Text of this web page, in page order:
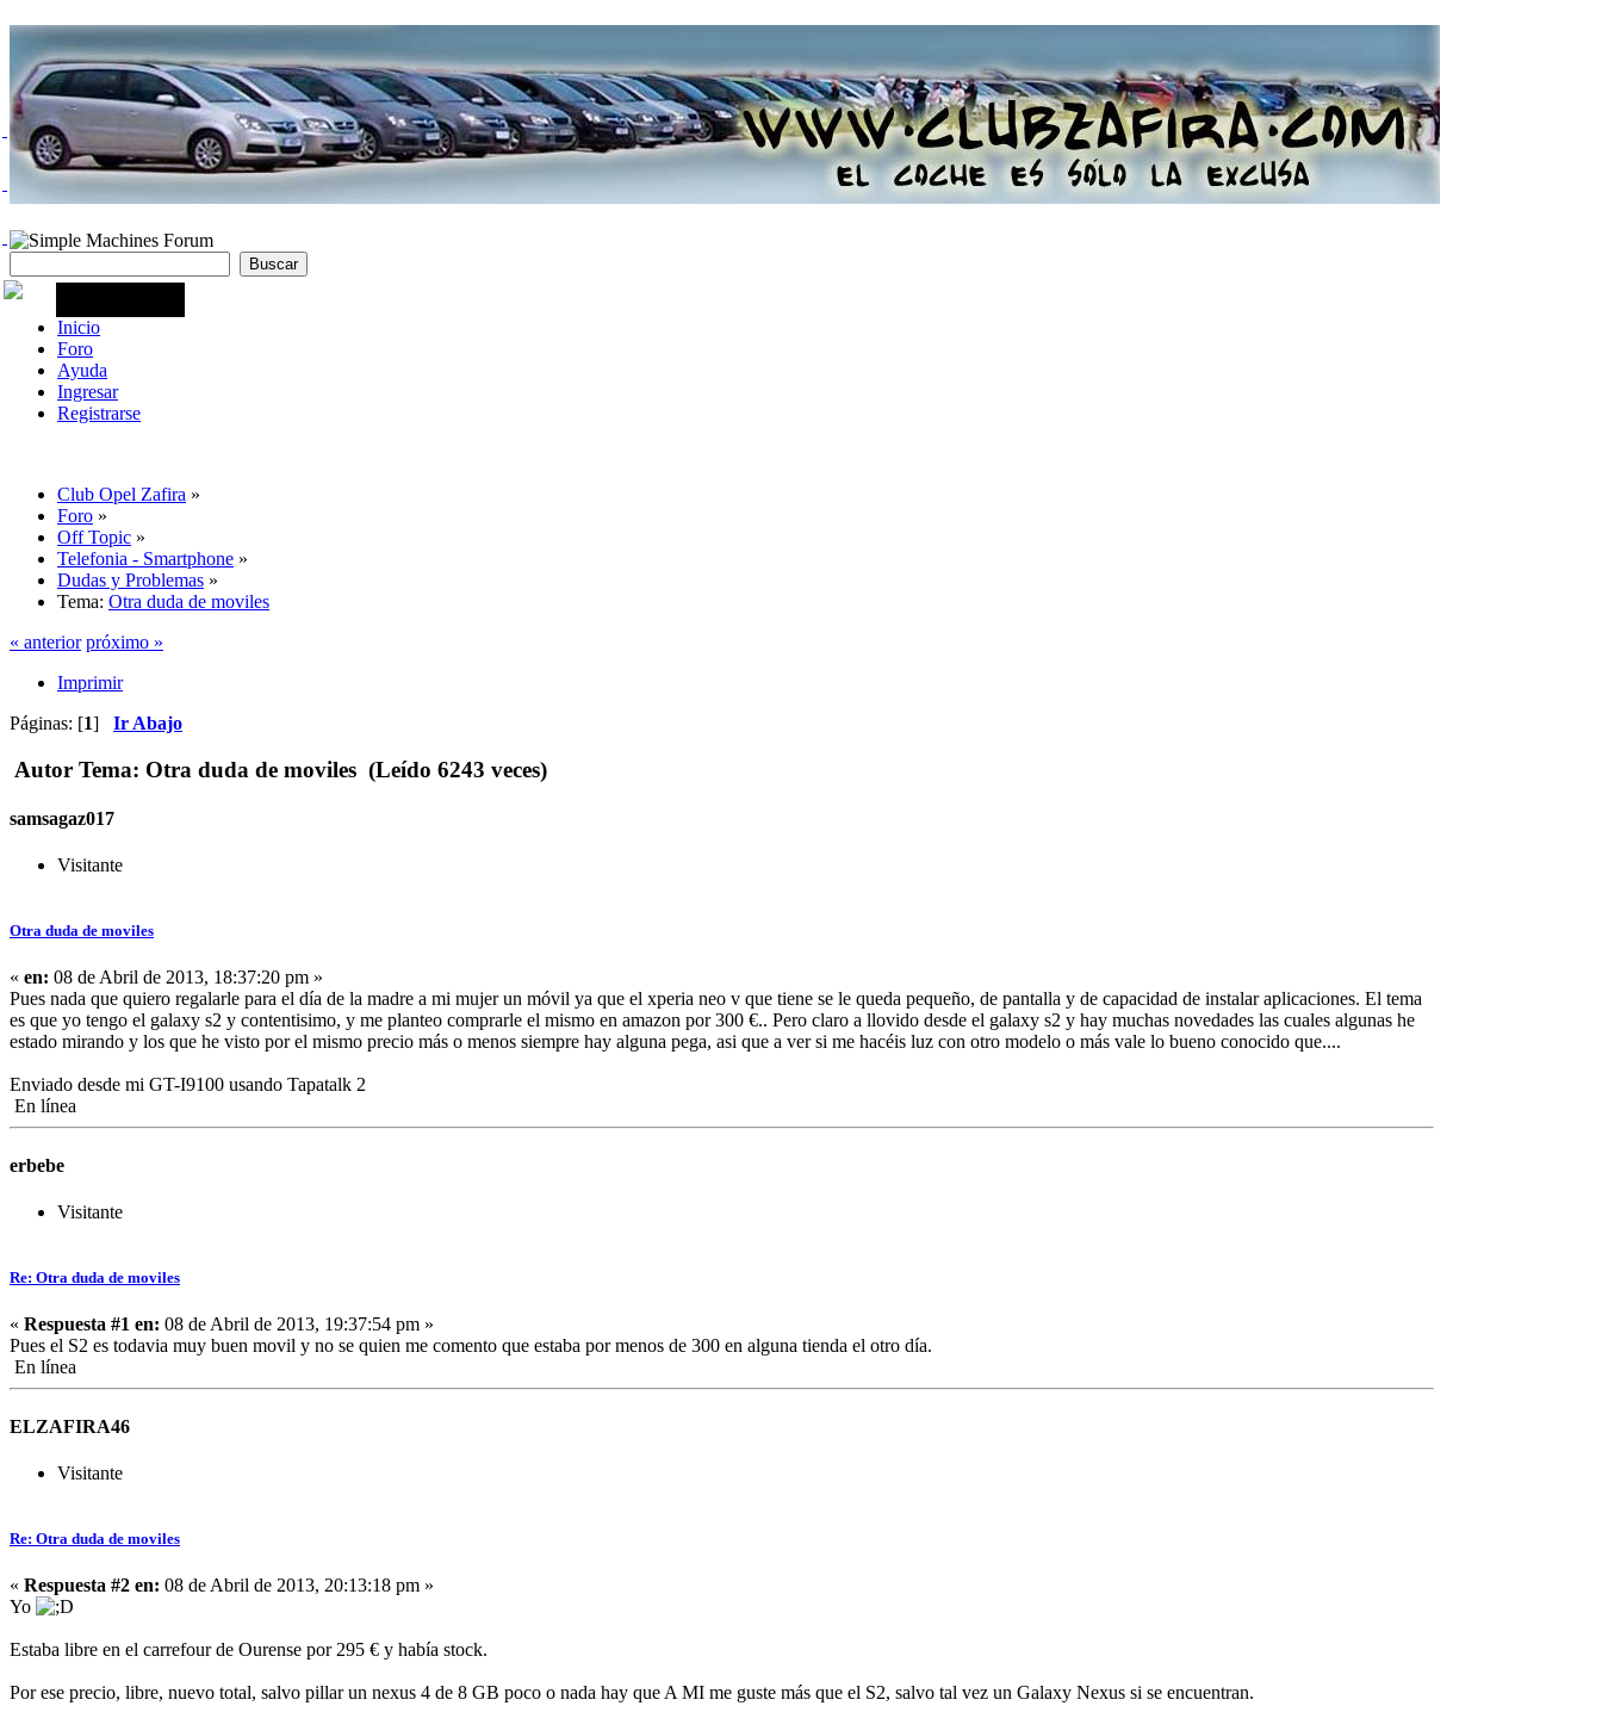
Inicio
Foro
Ayuda
Ingresar
Registrarse
Club Opel Zafira »
Foro »
Off Topic »
Telefonia - Smartphone »
Dudas y Problemas »
Tema: Otra duda de moviles
« anterior próximo »
Imprimir
Páginas: [1] Ir Abajo
Autor Tema: Otra duda de moviles (Leído 6243 veces)
samsagaz017
Visitante
Otra duda de moviles
« en: 08 de Abril de 2013, 18:37:20 pm »
Pues nada que quiero regalarle para el día de la madre a mi mujer un móvil ya que el xperia neo v que tiene se le queda pequeño, de pantalla y de capacidad de instalar aplicaciones. El tema
es que yo tengo el galaxy s2 y contentisimo, y me planteo comprarle el mismo en amazon por 300 €.. Pero claro a llovido desde el galaxy s2 y hay muchas novedades las cuales algunas he
estado mirando y los que he visto por el mismo precio más o menos siempre hay alguna pega, asi que a ver si me hacéis luz con otro modelo o más vale lo bueno conocido que....
Enviado desde mi GT-I9100 usando Tapatalk 2
En línea
erbebe
Visitante
Re: Otra duda de moviles
« Respuesta #1 en: 08 de Abril de 2013, 19:37:54 pm »
Pues el S2 es todavia muy buen movil y no se quien me comento que estaba por menos de 300 en alguna tienda el otro día.
En línea
ELZAFIRA46
Visitante
Re: Otra duda de moviles
« Respuesta #2 en: 08 de Abril de 2013, 20:13:18 pm »
Yo
Estaba libre en el carrefour de Ourense por 295 € y había stock.
Por ese precio, libre, nuevo total, salvo pillar un nexus 4 de 8 GB poco o nada hay que A MI me guste más que el S2, salvo tal vez un Galaxy Nexus si se encuentran.